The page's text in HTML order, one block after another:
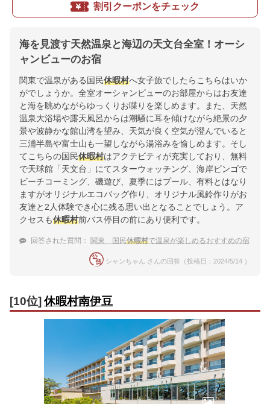
割引クーポンをチェック
海を見渡す天然温泉と海辺の天文台全室！オーシ
ャンビューのお宿
関東で温泉がある国民休暇村へ女子旅でしたらこちらはいか
がでしょうか。全室オーシャンビューのお部屋からはお友達
と海を眺めながらゆっくりお喋りを楽しめます。また、天然
温泉大浴場や露天風呂からは潮騒に耳を傾けながら絶景の夕
景や波静かな館山湾を望み、天気が良く空気が澄んでいると
三浦半島や富士山も一望しながら湯浴みを愉しめます。そし
てこちらの国民休暇村はアクテビティが充実しており、無料
で天球館「天文台」にてスターウォッチング、海岸ビンゴで
ビーチコーミング、磯遊び、夏季にはプール、有料とはなり
ますがオリジナルエコバッグ作り、オリジナル風鈴作りがお
友達と2人体験でき心に残る思い出となることでしょう。ア
クセスも休暇村前バス停目の前にあり便利です。
回答された質問： 関東 国民休暇村で温泉が楽しめるおすすめの宿
シャンちゃん さんの回答（投稿日：2024/5/14 ）
[10位]休暇村南伊豆